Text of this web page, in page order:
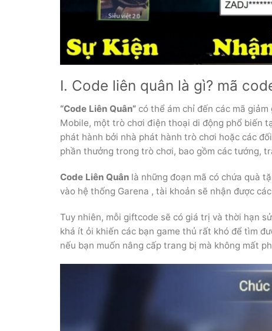
I. Code liên quân là gì? mã
“Code Liên Quân” có thể ám chỉ đến các mã
Mobile, một trò chơi điện thoại di động phổ biến
phát hành bởi nhà phát hành trò chơi hoặc các
phần thưởng trong trò chơi, bao gồm các tướng,
Code Liên Quân là những đoạn mã có chứa quà
vào hệ thống Garena , tài khoản sẽ nhận được
Tuy nhiên, mỗi giftcode sẽ có giá trị và thời hạn
khá ít ỏi khiến các bạn game thủ rất khó để tìm
nếu bạn muốn nâng cấp trang bị mà không mất